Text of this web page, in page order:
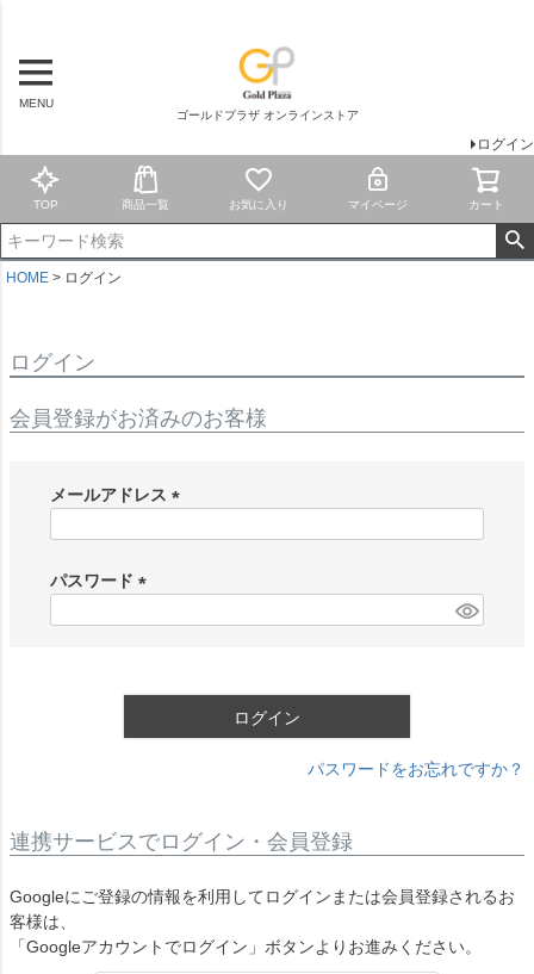
MENU
ゴールドプラザ オンラインストア
ログイン
TOP 商品一覧 お気に入り マイページ カート
HOME ログイン
ログイン
会員登録がお済みのお客様
メールアドレス
)
パスワード
ログイン
パスワードをお忘れですか？
連携サービスでログイン・会員登録
Googleにご登録の情報を利用してログインまたは会員登録されるお
客様は、
「Googleアカウントでログイン」ボタンよりお進みください。